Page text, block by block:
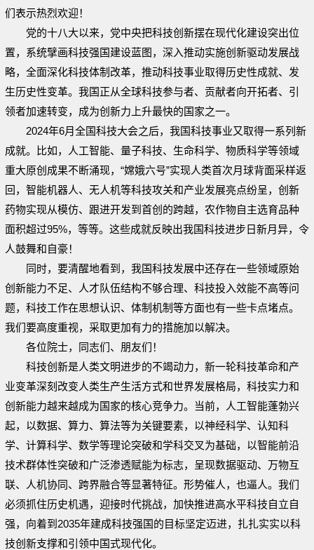
们表示热烈欢迎！
党的十八大以来，党中央把科技创新摆在现代化建设突出位
置，系统擘画科技强国建设蓝图，深入推动实施创新驱动发展战
略，全面深化科技体制改革，推动科技事业取得历史性成就、发
生历史性变革。我国正从全球科技参与者、贡献者向开拓者、引
领者加速转变，成为创新力上升最快的国家之一。
2024年6月全国科技大会之后，我国科技事业又取得一系列新
成就。比如，人工智能、量子科技、生命科学、物质科学等领域
重大原创成果不断涌现，“嫦娥六号”实现人类首次月球背面采样返
回，智能机器人、无人机等科技攻关和产业发展亮点纷呈，创新
药物实现从模仿、跟进开发到首创的跨越，农作物自主选育品种
面积超过95%，等等。这些成就反映出我国科技进步日新月异，令
人鼓舞和自豪！
同时，要清醒地看到，我国科技发展中还存在一些领域原始
创新能力不足、人才队伍结构不够合理、科技投入效能不高等问
题，科技工作在思想认识、体制机制等方面也有一些卡点堵点。
我们要高度重视，采取更加有力的措施加以解决。
各位院士，同志们、朋友们！
科技创新是人类文明进步的不竭动力，新一轮科技革命和产
业变革深刻改变人类生产生活方式和世界发展格局，科技实力和
创新能力越来越成为国家的核心竞争力。当前，人工智能蓬勃兴
起，以数据、算力、算法等为关键要素，以神经科学、认知科
学、计算科学、数学等理论突破和学科交叉为基础，以智能前沿
技术群体性突破和广泛渗透赋能为标志，呈现数据驱动、万物互
联、人机协同、跨界融合等显著特征。形势催人，也逼人。我们
必须抓住历史机遇，迎接时代挑战，加快推进高水平科技自立自
强，向着到2035年建成科技强国的目标坚定迈进，扎扎实实以科
技创新支撑和引领中国式现代化。